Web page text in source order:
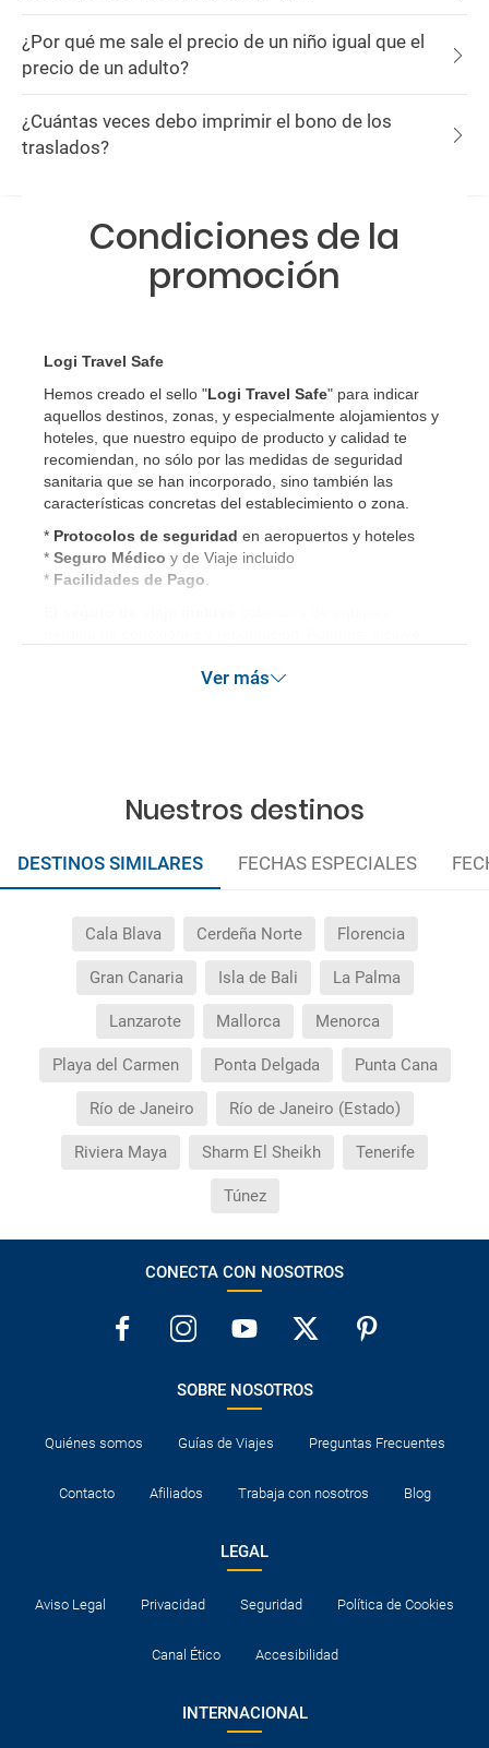
¿Por qué me sale el precio de un niño igual que el
precio de un adulto?
¿Cuántas veces debo imprimir el bono de los
traslados?
Condiciones de la
promoción
Logi Travel Safe
Hemos creado el sello "Logi Travel Safe" para indicar
aquellos destinos, zonas, y especialmente alojamientos y
hoteles, que nuestro equipo de producto y calidad te
recomiendan, no sólo por las medidas de seguridad
sanitaria que se han incorporado, sino también las
características concretas del establecimiento o zona.
* Protocolos de seguridad en aeropuertos y hoteles
* Seguro Médico y de Viaje incluido
* Facilidades de Pago
terrorismo y/o catástrofes naturales de hasta 3.000€ en el
Ver más
Nuestros destinos
DESTINOS SIMILARES FECHAS ESPECIALES
Cala Blava Cerdeña Norte Florencia
Gran Canaria Isla de Bali La Palma
Lanzarote Mallorca Menorca
Playa del Carmen Ponta Delgada Punta Cana
Río de Janeiro Río de Janeiro (Estado)
Riviera Maya Sharm El Sheikh Tenerife
Túnez
CONECTA CON NOSOTROS
SOBRE NOSOTROS
Quiénes somos Guías de Viajes Preguntas Frecuentes
Contacto Afiliados Trabaja con nosotros Blog
LEGAL
Aviso Legal Privacidad Seguridad Política de Cookies
Canal Ético Accesibilidad
INTERNACIONAL